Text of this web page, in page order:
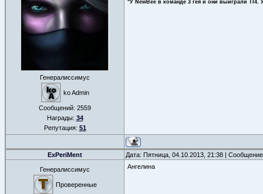
Генералиссимус
ko Admin
Сообщений: 2559
Награды: 34
Репутация: 51
"У NewBee в команде 3 гея и они выйграли
ExPeriMent Дата: Пятница, 04.10.2013, 21:38 |
Генералиссимус
Проверенные
Ангелина